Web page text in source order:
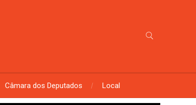
Câmara dos Deputados Local